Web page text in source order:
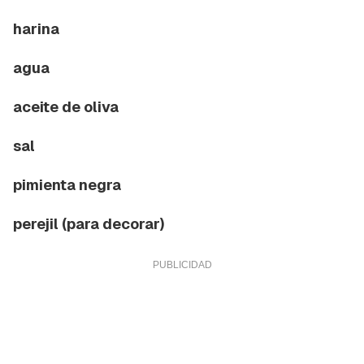
harina
agua
aceite de oliva
sal
pimienta negra
perejil (para decorar)